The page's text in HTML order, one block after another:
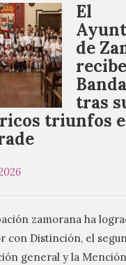
El
de
tras
triunfos
zamorana ha
con Distinción, el
general y la